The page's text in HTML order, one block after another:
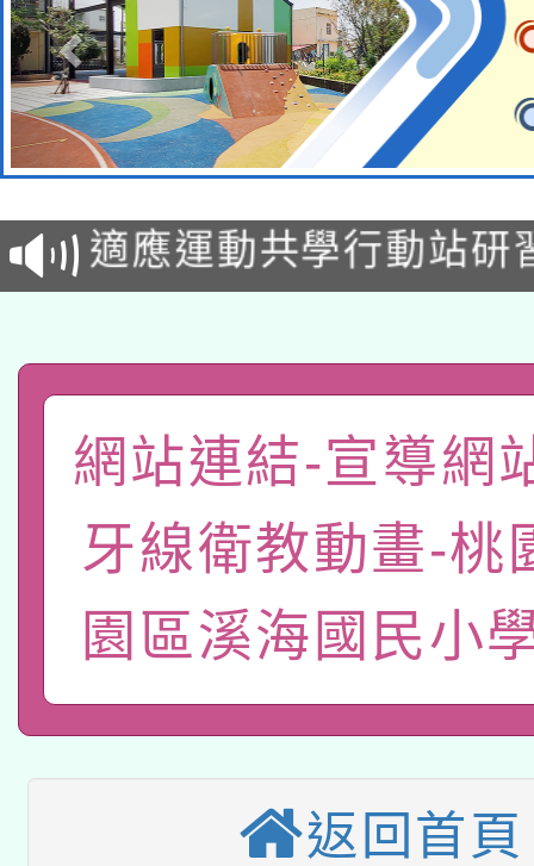
本校115學年度第2次
招甄選結果公告(無人
適應運動共學行動站研
本館辦理115年度閱讀
暨閱讀推動專業研習
科技賦能─人工智慧
「數位內容與教學軟體
pilot」
有關大陸委員會函釋公
薪期間赴陸應申請許可
業技術研究院辦理「
用水績優單位及節水達
動」
115年8月22日(星期六
桃園市孔廟祈福系列
開 智慧啟航」
2026年桃園地景藝術
本校115學年度第2次
招甄選結果公告(無人
適應運動共學行動站研
網站連結-宣導網
牙線衛教動畫-桃
園區溪海國民小
返回首頁